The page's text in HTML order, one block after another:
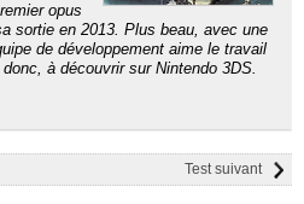
opus
sortie en 2013. Plus beau, avec une
de développement aime le travail
à découvrir sur Nintendo 3DS.
Test suivant